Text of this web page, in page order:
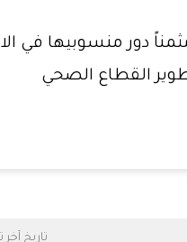
دور منسوبيها في
تاريخ